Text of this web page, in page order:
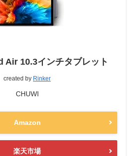
Air 10.3インチタブレット
created by Rinker
CHUWI
Amazon
楽天市場